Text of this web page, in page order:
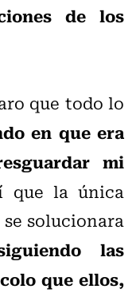
de los
que todo lo
en que era
mi
que la única
solucionara
las
que ellos,